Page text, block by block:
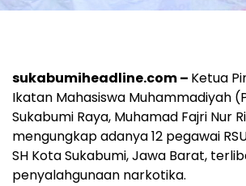
sukabumiheadline.com – Ketua
Ikatan Mahasiswa Muhammadiyah
Sukabumi Raya, Muhamad Fajri Nur
mengungkap adanya 12 pegawai
SH Kota Sukabumi, Jawa Barat,
penyalahgunaan narkotika.